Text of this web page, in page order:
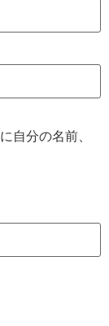
自分の名前、